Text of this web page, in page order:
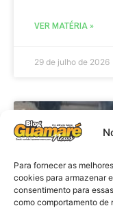
Para fornecer as
cookies para armazenar
consentimento para
como comportamento de
VER MATÉRIA »
29 de julho de 2026